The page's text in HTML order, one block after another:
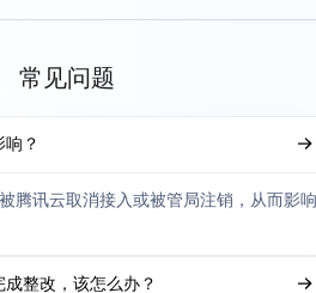
常见问题
？
腾讯云取消接入或被管局注销，从而影响
整改，该怎么办？